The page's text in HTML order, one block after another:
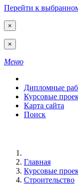
Перейти к
×
×
Меню
Дипломные
Курсовые
Карта сайта
Поиск
Главная
Курсовые
Строительство